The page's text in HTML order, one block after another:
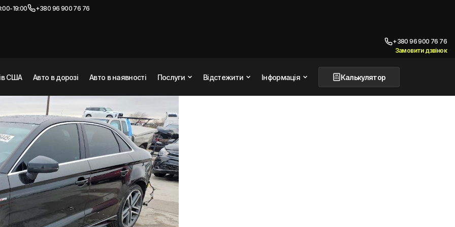
19:00
+380 96 900 76 76
+380 96 900 76 76
Замовити дзвінок
США Авто в дорозі Авто в наявності Послуги Відстежити Інформація Калькулятор